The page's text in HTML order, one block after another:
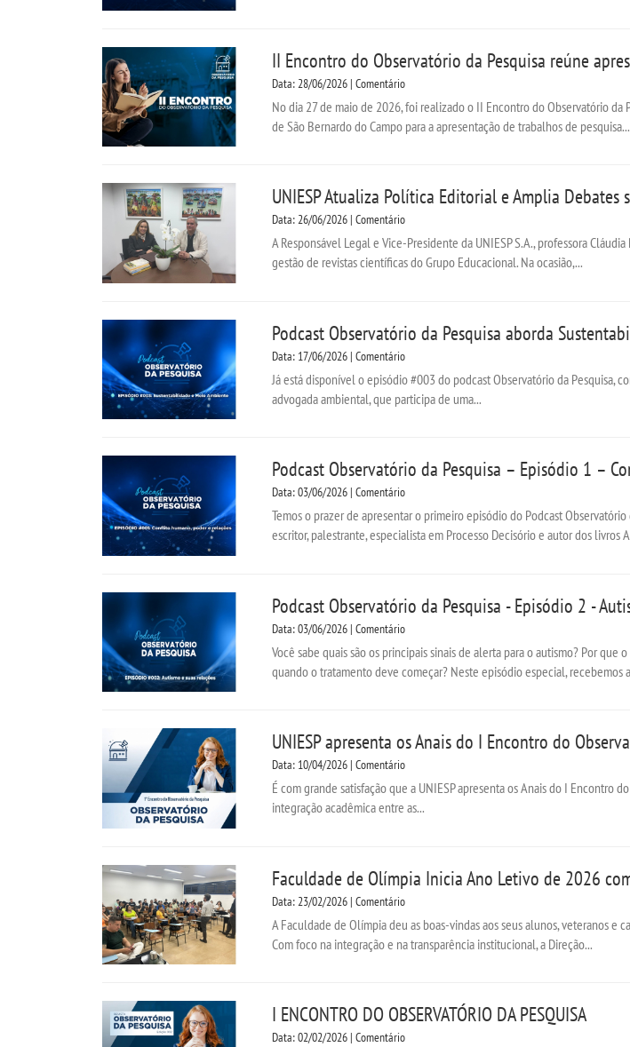
II Encontro do Observatório da Pesquisa reúne
Data: 28/06/2026 | Comentário
No dia 27 de maio de 2026, foi realizado o II Encontro do Observatório
de São Bernardo do Campo para a apresentação de trabalhos de pesquisa...
UNIESP Atualiza Política Editorial e Amplia Debates
Data: 26/06/2026 | Comentário
A Responsável Legal e Vice-Presidente da UNIESP S.A., professora
gestão de revistas científicas do Grupo Educacional. Na ocasião,...
Podcast Observatório da Pesquisa aborda
Data: 17/06/2026 | Comentário
Já está disponível o episódio #003 do podcast Observatório da Pesquisa,
advogada ambiental, que participa de uma...
Podcast Observatório da Pesquisa – Episódio 1 –
Data: 03/06/2026 | Comentário
Temos o prazer de apresentar o primeiro episódio do Podcast
escritor, palestrante, especialista em Processo Decisório e autor dos livros
Podcast Observatório da Pesquisa - Episódio 2 -
Data: 03/06/2026 | Comentário
Você sabe quais são os principais sinais de alerta para o autismo? Por
quando o tratamento deve começar? Neste episódio especial, recebemos
UNIESP apresenta os Anais do I Encontro do
Data: 10/04/2026 | Comentário
É com grande satisfação que a UNIESP apresenta os Anais do I
integração acadêmica entre as...
Faculdade de Olímpia Inicia Ano Letivo de 2026
Data: 23/02/2026 | Comentário
A Faculdade de Olímpia deu as boas-vindas aos seus alunos, veteranos
Com foco na integração e na transparência institucional, a Direção...
I ENCONTRO DO OBSERVATÓRIO DA PESQUISA
Data: 02/02/2026 | Comentário